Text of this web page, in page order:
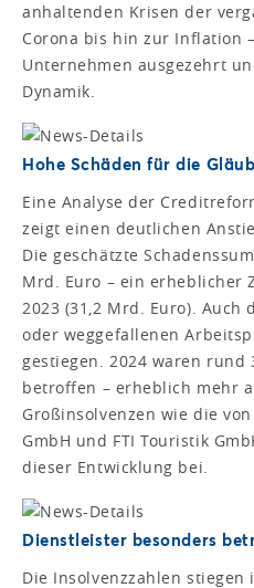
anhaltenden Krisen der
Corona bis hin zur Inflation
Unternehmen ausgezehrt
Dynamik.
Hohe Schäden für die
Eine Analyse der
zeigt einen deutlichen
Die geschätzte
Mrd. Euro – ein erheblicher
2023 (31,2 Mrd. Euro).
oder weggefallenen
gestiegen. 2024 waren rund
betroffen – erheblich mehr
Großinsolvenzen wie die
GmbH und FTI Touristik
dieser Entwicklung bei.
Dienstleister besonders
Die Insolvenzzahlen stiegen